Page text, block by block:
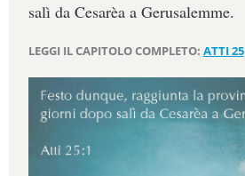
salì da Cesarèa a Gerusalemme.
LEGGI IL CAPITOLO COMPLETO: ATTI 25